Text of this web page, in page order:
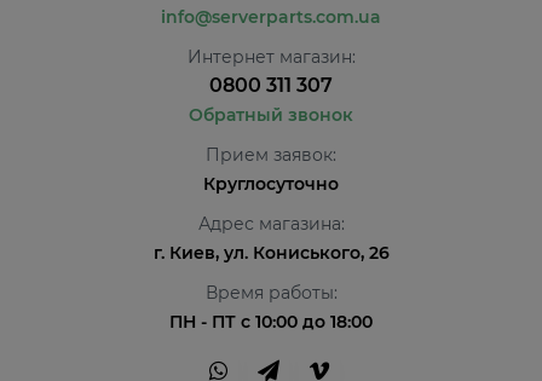
info@serverparts.com.ua
Интернет магазин:
0800 311 307
Обратный звонок
Прием заявок:
Круглосуточно
Адрес магазина:
г. Киев, ул. Кониського, 26
Время работы:
ПН - ПТ с 10:00 до 18:00